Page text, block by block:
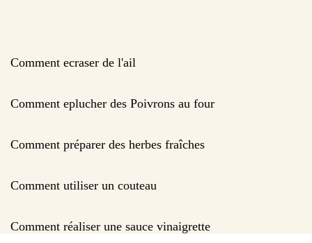
Comment ecraser de l'ail
Comment eplucher des Poivrons au four
Comment préparer des herbes fraîches
Comment utiliser un couteau
Comment réaliser une sauce vinaigrette